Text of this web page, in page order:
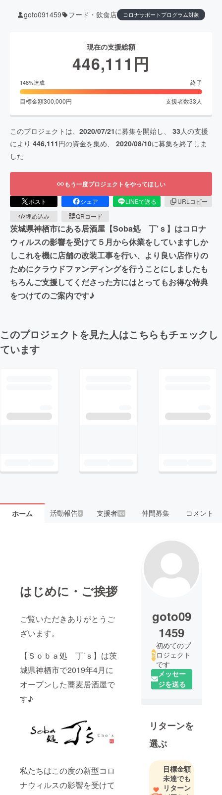
goto091459 フード・飲食店 コロナサポートプログラム対象
現在の支援総額
446,111 円
148%達成 終了
目標金額300,000円 支援者数33人
このプロジェクトは、 2020/07/21に募集を開始し、 33人の支援
により 446,111円の資金を集め、 2020/08/10に募集を終了しま
した
もう一度プロジェクトをやってほしい
ポスト シェア LINEで送る
URLコピー
埋め込み
QRコード
茨城県神栖市にある居酒屋【Soba処 丁’ｓ】はコロナ
ウィルスの影響を受けて５月から休業をしていますしか
しこれを機に店舗の改装工事を行い、より良い店作りの
ためにクラウドファンディングを行うことにしましたも
ちろんご支援してくださった方にはとってもお得な特典
をつけてのご案内です♪
このプロジェクトを見た人はこちらもチェックし
ています
ホーム 活動報告3 支援者33 仲間募集 コメント
はじめに・ご挨拶
ご覧いただきありがとうご
ざいます。
【Ｓｏｂａ処 丁’ｓ】は茨
城県神栖市で2019年4月に
オープンした蕎麦居酒屋で
す♪
私たちはこの度の新型コロ
ナウィルスの影響を受けて
goto09
1459
初めてのプ
ロジェクト
です
メッセー
ジを送る
リターンを
選ぶ
目標金額
未達でも
リターン